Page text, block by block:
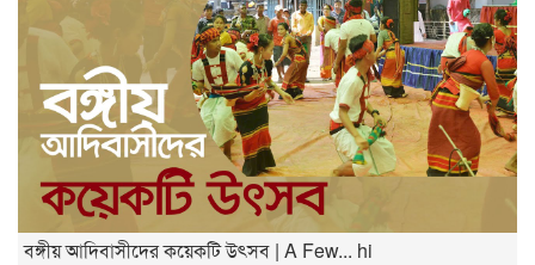
বঙ্গীয় আদিবাসীদের কয়েকটি উৎসব | A Few... hi